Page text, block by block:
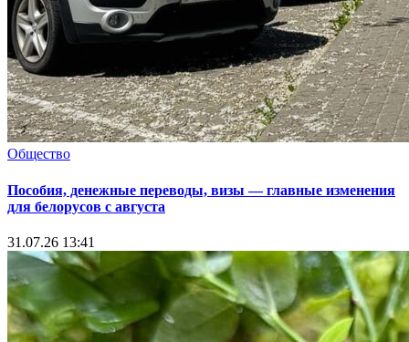
Общество
Пособия, денежные переводы, визы — главные изменения
для белорусов с августа
31.07.26 13:41